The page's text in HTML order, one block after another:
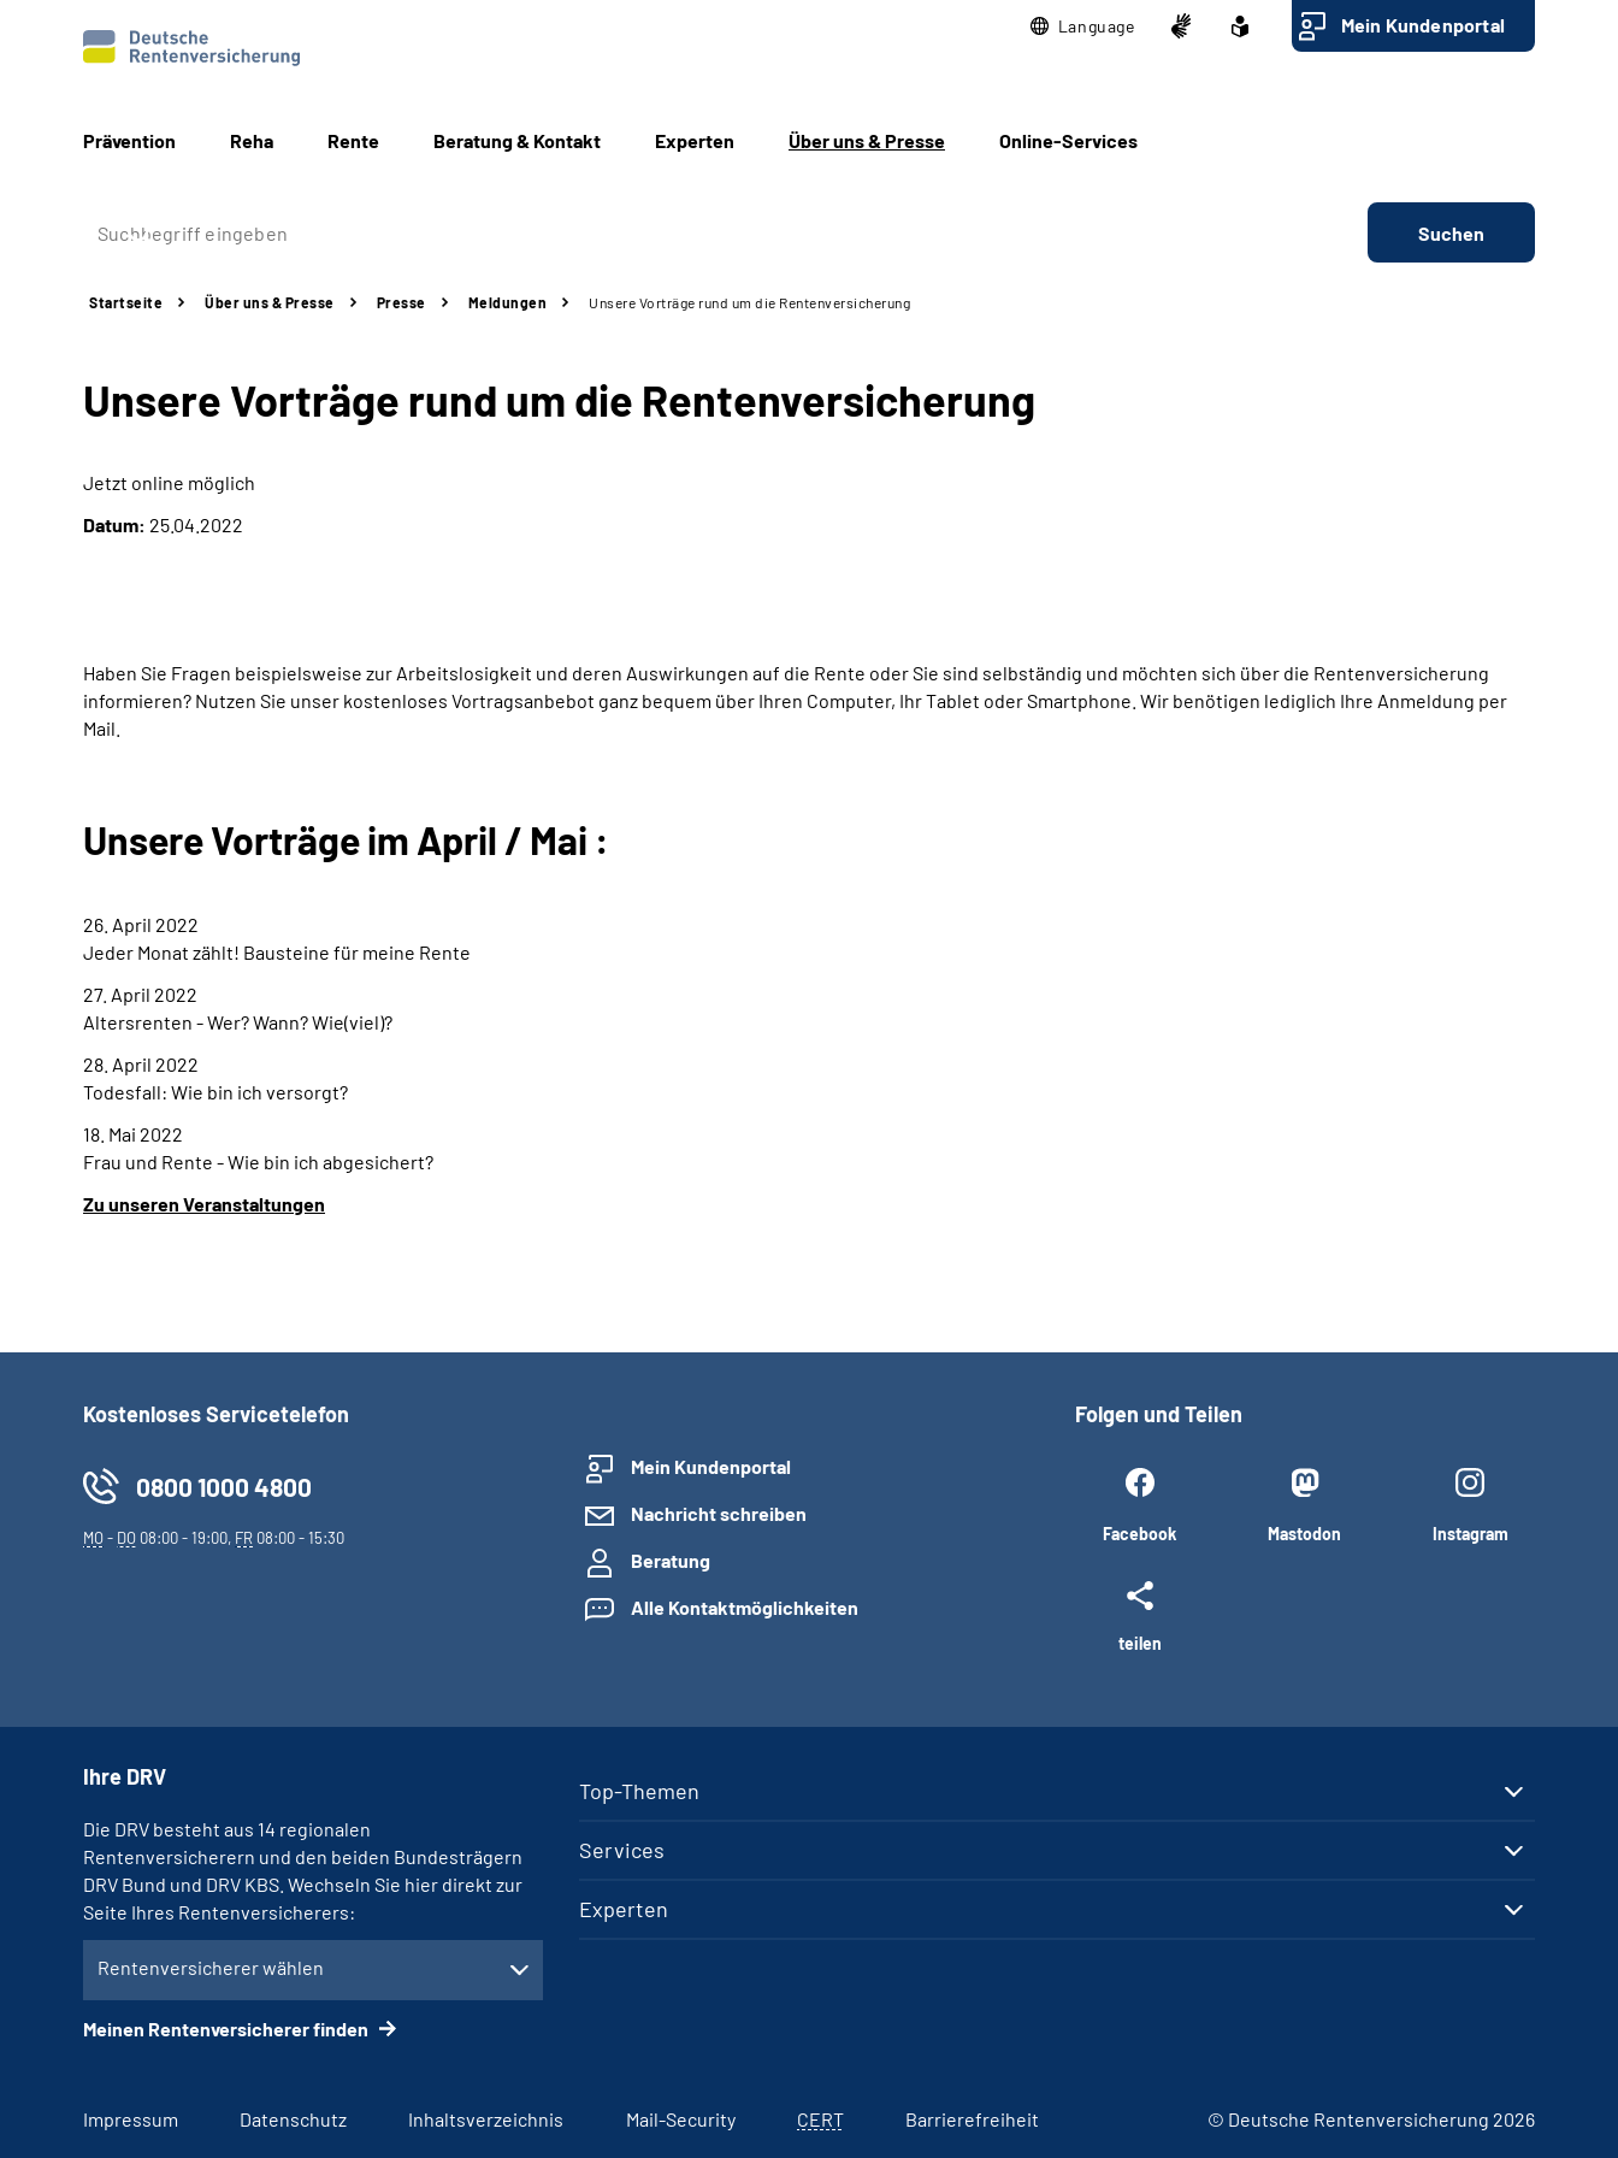
Language Mein Kundenportal
Prävention Reha Rente Beratung & Kontakt Experten Über uns & Presse Online-Services
Suchen
Startseite Über uns & Presse Presse Meldungen Unsere Vorträge rund um die Rentenversicherung
Unsere Vorträge rund um die Rentenversicherung
Jetzt online möglich
Datum: 25.04.2022
Haben Sie Fragen beispielsweise zur Arbeitslosigkeit und deren Auswirkungen auf die Rente oder Sie sind selbständig und möchten sich über die Rentenversicherung
informieren? Nutzen Sie unser kostenloses Vortragsanbebot ganz bequem über Ihren Computer, Ihr Tablet oder Smartphone. Wir benötigen lediglich Ihre Anmeldung per
Mail.
Unsere Vorträge im April / Mai :
26. April 2022
Jeder Monat zählt! Bausteine für meine Rente
27. April 2022
Altersrenten - Wer? Wann? Wie(viel)?
28. April 2022
Todesfall: Wie bin ich versorgt?
18. Mai 2022
Frau und Rente - Wie bin ich abgesichert?
Zu unseren Veranstaltungen
Kostenloses Servicetelefon
0800 1000 4800
MO- DO 08:00 - 19:00, FR 08:00 - 15:30
Mein Kundenportal
Nachricht schreiben
Beratung
Alle Kontaktmöglichkeiten
Folgen und Teilen
Facebook Mastodon Instagram
teilen
Top-Themen
Services
Experten
Ihre DRV
Die DRV besteht aus 14 regionalen
Rentenversicherern und den beiden Bundesträgern
DRV Bund und DRV KBS. Wechseln Sie hier direkt zur
Seite Ihres Rentenversicherers:
Rentenversicherer wählen
Meinen Rentenversicherer finden
Impressum Datenschutz Inhaltsverzeichnis Mail-Security CERT Barrierefreiheit © Deutsche Rentenversicherung 2026